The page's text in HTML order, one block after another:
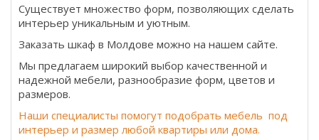
Существует множество форм, позволяющих сделать
интерьер уникальным и уютным.
Заказать шкаф в Молдове можно на нашем сайте.
Мы предлагаем широкий выбор качественной и
надежной мебели, разнообразие форм, цветов и
размеров.
Наши специалисты помогут подобрать мебель под
интерьер и размер любой квартиры или дома.